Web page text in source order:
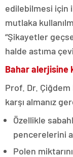
edilebilmesi için
mutlaka
“Şikayetler
halde astıma
Bahar alerjisine
Prof. Dr.
karşı almanız
Özellikle
pencerelerini
Polen